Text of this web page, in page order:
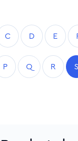
C D E
P Q R S